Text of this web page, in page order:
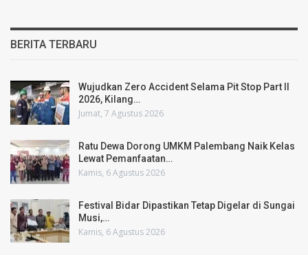
BERITA TERBARU
Wujudkan Zero Accident Selama Pit Stop Part II
2026, Kilang…
Jumat, 7 Agustus 2026
Ratu Dewa Dorong UMKM Palembang Naik Kelas
Lewat Pemanfaatan…
Kamis, 6 Agustus 2026
Festival Bidar Dipastikan Tetap Digelar di Sungai
Musi,…
Kamis, 6 Agustus 2026